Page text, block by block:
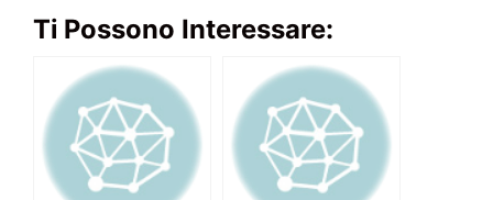
Ti Possono Interessare: